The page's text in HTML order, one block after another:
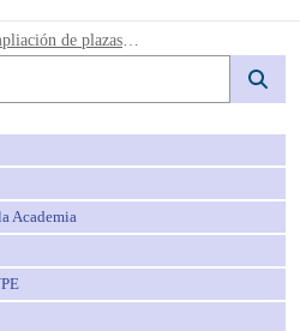
- avpe
Academia